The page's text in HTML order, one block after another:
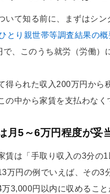
いて知る前に、まずはシ
とり親世帯等調査結果の概
で、このうち就労（労働）
得られた収入200万円から
の中から家賃を支払わなく
月5～6万円程度が妥
賃は「手取り収入の3分の
万円の例でいえば、その3
3,000円以内に収めること